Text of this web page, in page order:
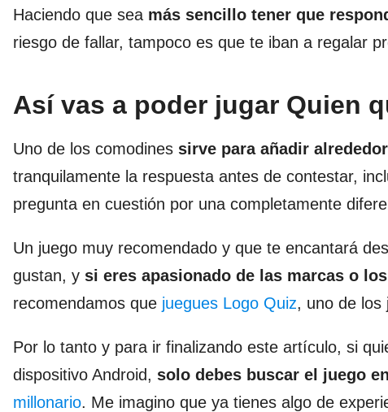
Haciendo que sea más sencillo tener que
riesgo de fallar, tampoco es que te iban a regalar
Así vas a poder jugar Quien
Uno de los comodines sirve para añadir
tranquilamente la respuesta antes de contestar,
pregunta en cuestión por una completamente
Un juego muy recomendado y que te encantará
gustan, y si eres apasionado de las marcas o
recomendamos que juegues Logo Quiz, uno de los
Por lo tanto y para ir finalizando este artículo, si
dispositivo Android, solo debes buscar el juego
millonario. Me imagino que ya tienes algo de